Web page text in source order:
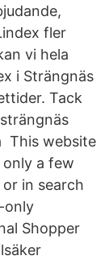
fler
vi hela
i Strängnäs
Tack
This website
a few
in search
only
Shopper